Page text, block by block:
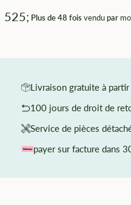
525; Plus de 48 foisvendupar
Livraison gratuite à
100 jours de droit de
Service de pièces
payer sur facture dans